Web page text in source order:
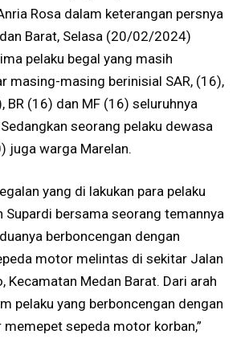
Rosa dalam keterangan persnya
Barat, Selasa (20/02/2024)
pelaku begal yang masih
masing-masing berinisial SAR, (16),
BR (16) dan MF (16) seluruhnya
seorang pelaku dewasa
juga warga Marelan.
yang di lakukan para pelaku
Supardi bersama seorang temannya
berboncengan dengan
motor melintas di sekitar Jalan
Kecamatan Medan Barat. Dari arah
pelaku yang berboncengan dengan
sepeda motor korban,”